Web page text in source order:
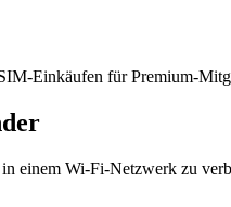
Einkäufen für Premium-
einem Wi-Fi-Netzwerk zu